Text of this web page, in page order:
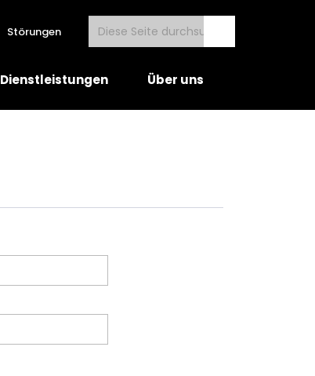
Störungen
Dienstleistungen Über uns